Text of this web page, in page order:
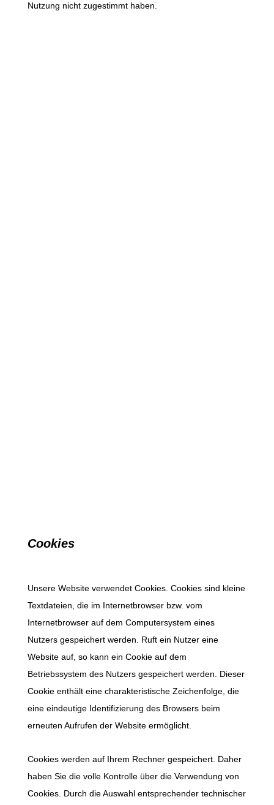
Nutzung nicht zugestimmt haben.
Cookies
Unsere Website verwendet Cookies. Cookies sind kleine
Textdateien, die im Internetbrowser bzw. vom
Internetbrowser auf dem Computersystem eines
Nutzers gespeichert werden. Ruft ein Nutzer eine
Website auf, so kann ein Cookie auf dem
Betriebssystem des Nutzers gespeichert werden. Dieser
Cookie enthält eine charakteristische Zeichenfolge, die
eine eindeutige Identifizierung des Browsers beim
erneuten Aufrufen der Website ermöglicht.
Cookies werden auf Ihrem Rechner gespeichert. Daher
haben Sie die volle Kontrolle über die Verwendung von
Cookies. Durch die Auswahl entsprechender technischer